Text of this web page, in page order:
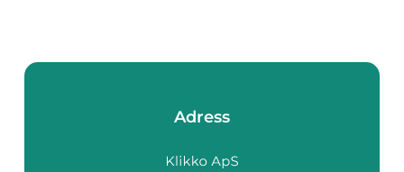
Adress